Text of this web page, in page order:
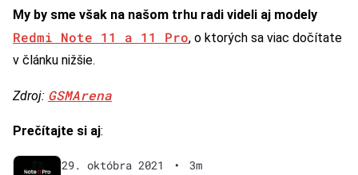
My by sme však na našom trhu radi videli aj modely
Redmi Note 11 a 11 Pro, o ktorých sa viac dočítate
v článku nižšie.
Zdroj: GSMArena
Prečítajte si aj:
29. októbra 2021 •
3m